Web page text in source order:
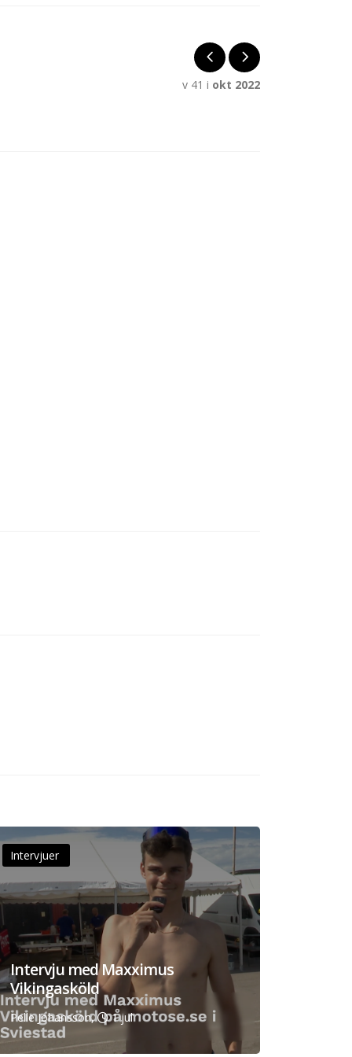
v 41 i okt 2022
Intervjuer
Intervju med Maxximus
Vikingasköld
Pelle Johansson, 1 jul